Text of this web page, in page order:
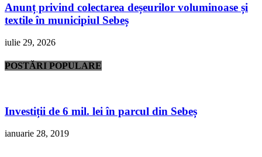
Anunț privind colectarea deșeurilor voluminoase și
textile în municipiul Sebeș
iulie 29, 2026
POSTĂRI POPULARE
Investiții de 6 mil. lei în parcul din Sebeș
ianuarie 28, 2019